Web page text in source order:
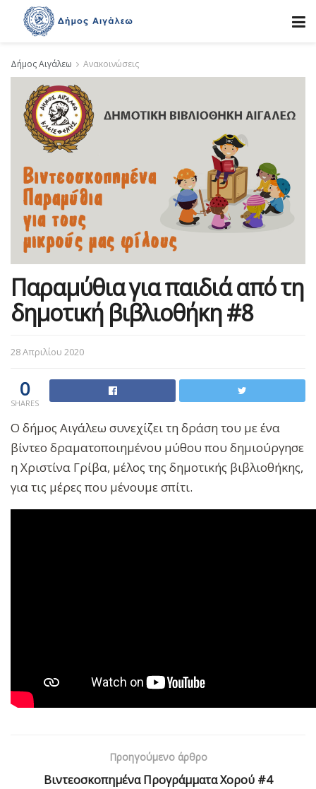
Δήμος Αιγάλεω Ανακοινώσεις
Παραμύθια για παιδιά από τη
δημοτική βιβλιοθήκη #8
28 Απριλίου 2020
0
SHARES
Ο δήμος Αιγάλεω συνεχίζει τη δράση του με ένα
βίντεο δραματοποιημένου μύθου που δημιούργησε
η Χριστίνα Γρίβα, μέλος της δημοτικής βιβλιοθήκης,
για τις μέρες που μένουμε σπίτι.
Προηγούμενο άρθρο
Βιντεοσκοπημένα Προγράμματα Χορού #4